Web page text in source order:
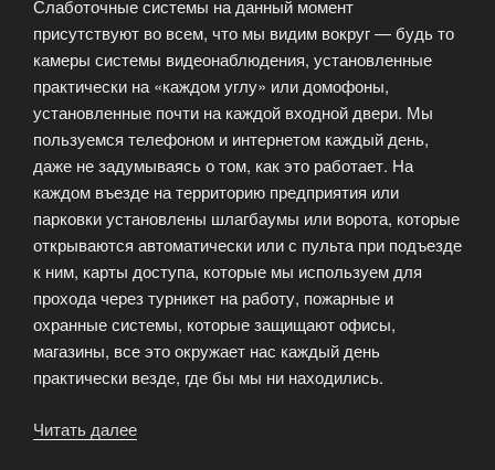
Слаботочные системы на данный момент
присутствуют во всем, что мы видим вокруг — будь то
камеры системы видеонаблюдения, установленные
практически на «каждом углу» или домофоны,
установленные почти на каждой входной двери. Мы
пользуемся телефоном и интернетом каждый день,
даже не задумываясь о том, как это работает. На
каждом въезде на территорию предприятия или
парковки установлены шлагбаумы или ворота, которые
открываются автоматически или с пульта при подъезде
к ним, карты доступа, которые мы используем для
прохода через турникет на работу, пожарные и
охранные системы, которые защищают офисы,
магазины, все это окружает нас каждый день
практически везде, где бы мы ни находились.
Читать далее